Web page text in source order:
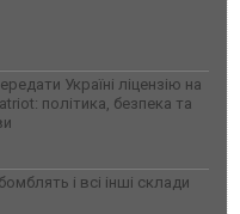
Україні ліцензію на
політика, безпека та
і всі інші склади